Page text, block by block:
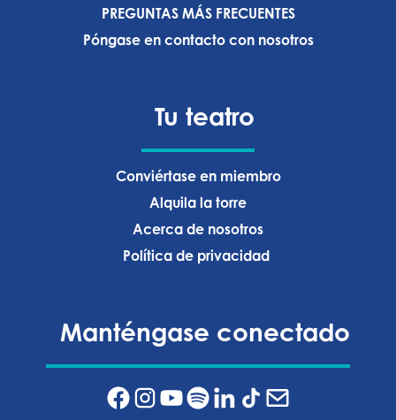
PREGUNTAS MÁS FRECUENTES
Póngase en contacto con nosotros
Tu teatro
Conviértase en miembro
Alquila la torre
Acerca de nosotros
Política de privacidad ‍
Manténgase conectado